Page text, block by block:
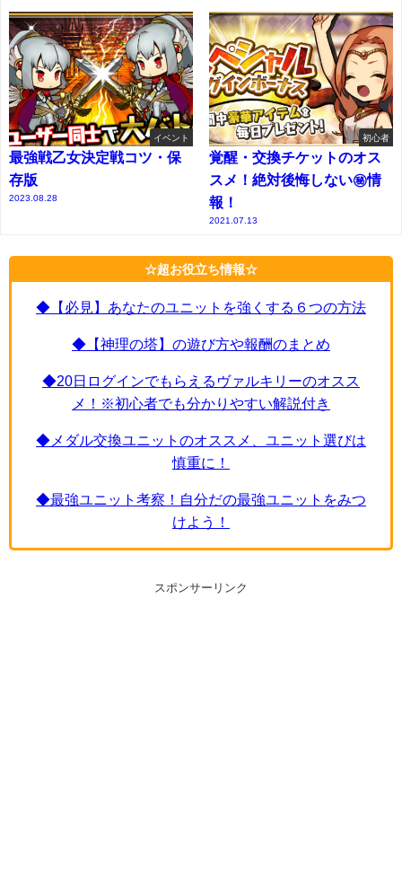
イベント
最強戦乙女決定戦コツ・保
存版
2023.08.28
初心者
覚醒・交換チケットのオス
スメ！絶対後悔しない㊙情
報！
2021.07.13
☆超お役立ち情報☆
◆【必見】あなたのユニットを強くする６つの方法
◆【神理の塔】の遊び方や報酬のまとめ
◆20日ログインでもらえるヴァルキリーのオスス
メ！※初心者でも分かりやすい解説付き
◆メダル交換ユニットのオススメ、ユニット選びは
慎重に！
◆最強ユニット考察！自分だの最強ユニットをみつ
けよう！
スポンサーリンク